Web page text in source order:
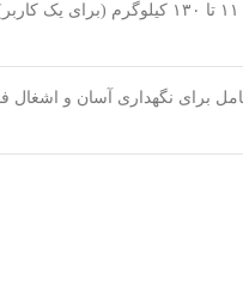
برای نگهداری آسان و اشغال